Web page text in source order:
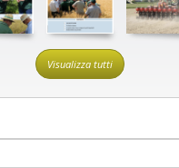
Visualizza tutti